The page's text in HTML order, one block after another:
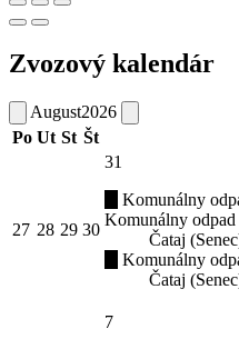
Zvozový kalendár
August2026
Po Ut St Št
27 28 29 30
31
Komunálny
Komunálny odpad
Čataj
Komunálny
Čataj
7